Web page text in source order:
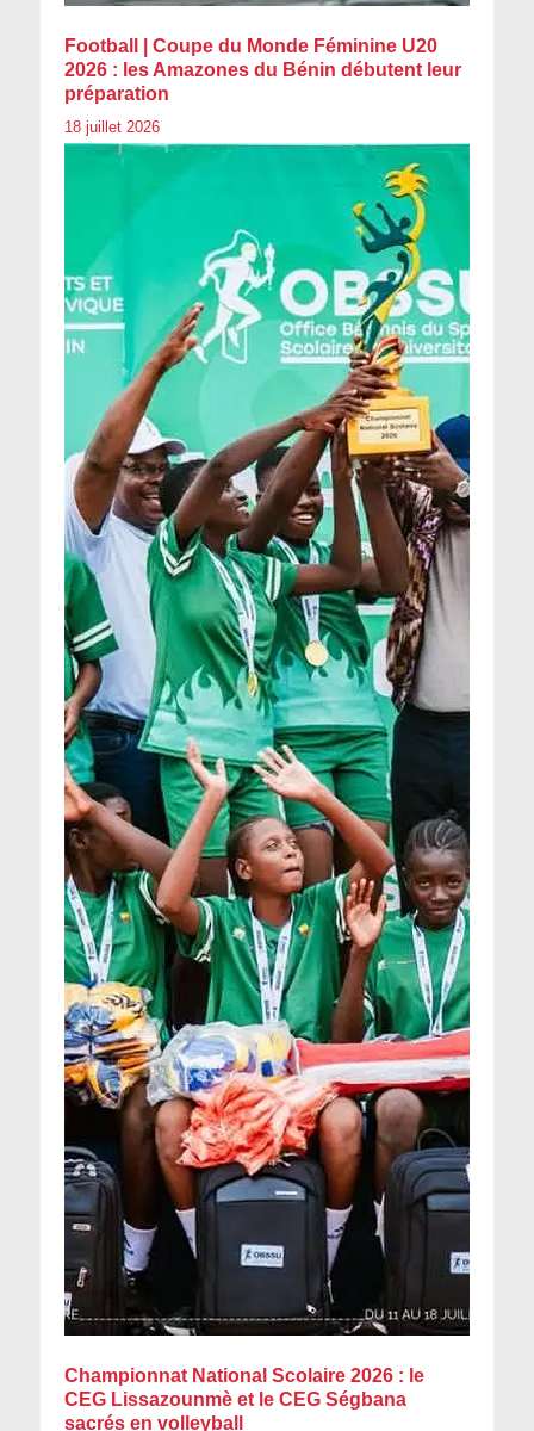
Football | Coupe du Monde Féminine U20
2026 : les Amazones du Bénin débutent leur
préparation
18 juillet 2026
Championnat National Scolaire 2026 : le
CEG Lissazounmè et le CEG Ségbana
sacrés en volleyball